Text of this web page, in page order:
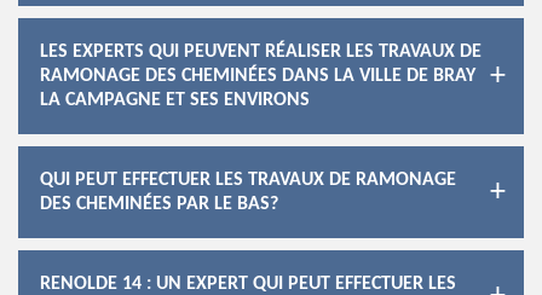
LES EXPERTS QUI PEUVENT RÉALISER LES TRAVAUX DE
RAMONAGE DES CHEMINÉES DANS LA VILLE DE BRAY
LA CAMPAGNE ET SES ENVIRONS
QUI PEUT EFFECTUER LES TRAVAUX DE RAMONAGE
DES CHEMINÉES PAR LE BAS?
RENOLDE 14 : UN EXPERT QUI PEUT EFFECTUER LES